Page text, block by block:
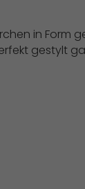
in Form
gestylt